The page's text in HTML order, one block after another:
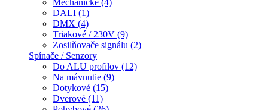
Mechanické (4)
DALI (1)
DMX (4)
Triakové / 230V (9)
Zosilňovače signálu (2)
Spínače / Senzory
Do ALU profilov (12)
Na mávnutie (9)
Dotykové (15)
Dverové (11)